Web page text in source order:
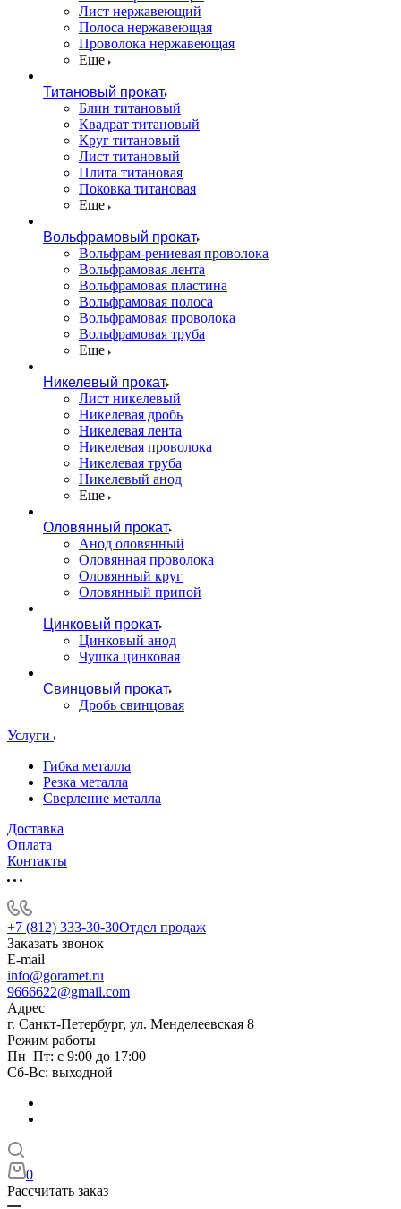
Лист нержавеющий
Полоса нержавеющая
Проволока нержавеющая
Еще
Титановый прокат
Блин титановый
Квадрат титановый
Круг титановый
Лист титановый
Плита титановая
Поковка титановая
Еще
Вольфрамовый прокат
Вольфрам-рениевая проволока
Вольфрамовая лента
Вольфрамовая пластина
Вольфрамовая полоса
Вольфрамовая проволока
Вольфрамовая труба
Еще
Никелевый прокат
Лист никелевый
Никелевая дробь
Никелевая лента
Никелевая проволока
Никелевая труба
Никелевый анод
Еще
Оловянный прокат
Анод оловянный
Оловянная проволока
Оловянный круг
Оловянный припой
Цинковый прокат
Цинковый анод
Чушка цинковая
Свинцовый прокат
Дробь свинцовая
Услуги
Гибка металла
Резка металла
Сверление металла
Доставка
Оплата
Контакты
+7 (812) 333-30-30Отдел продаж
Заказать звонок
E-mail
info@goramet.ru
9666622@gmail.com
Адрес
г. Санкт-Петербург, ул. Менделеевская 8
Режим работы
Пн–Пт: с 9:00 до 17:00
Сб-Вс: выходной
0
Рассчитать заказ